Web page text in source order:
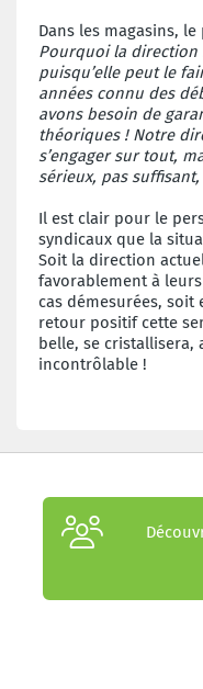
Dans les magasins,
Pourquoi la direction
puisqu’elle peut le
années connu des
avons besoin de
théoriques ! Notre
s’engager sur tout,
sérieux, pas
Il est clair pour le
syndicaux que la
Soit la direction
favorablement à
cas démesurées, soit
retour positif cette
belle, se cristallisera,
incontrôlable !